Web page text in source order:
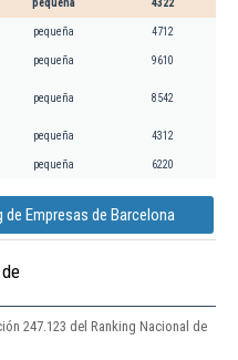
pequeña 4322
pequeña 4712
pequeña 9610
pequeña 8542
pequeña 4312
pequeña 6220
de Empresas de Barcelona
247.123 del Ranking Nacional de